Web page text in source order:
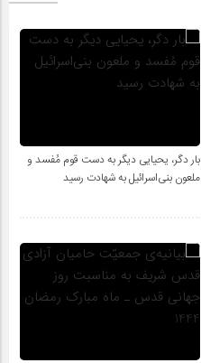
بار دگر، یحیایی دیگر به دست قوم مُفسد و
ملعون بنی‌اسرائیل به شهادت رسید